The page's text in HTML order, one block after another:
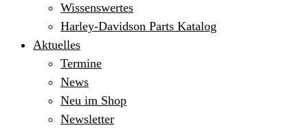
Wissenswertes
Harley-Davidson Parts Katalog
Aktuelles
Termine
News
Neu im Shop
Newsletter